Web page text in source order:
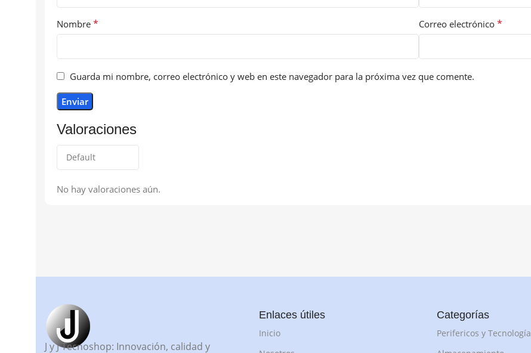
Valoraciones
No hay valoraciones aún.
Nombre * Correo electrónico *
Guarda mi nombre, correo electrónico y web en este navegador para la próxima vez que comente.
J y J Tecnoshop: Innovación, calidad y
Enlaces útiles
Inicio
Categorías
Perifericos y Tecnología